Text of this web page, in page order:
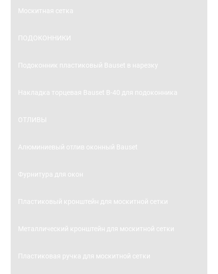
Москитная сетка
ПОДОКОННИКИ
Подоконник пластиковый Bauset в нарезку
Накладка торцевая Bauset В-40 для подоконника
ОТЛИВЫ
Алюминиевый отлив оконный Bauset
Фурнитура для окон
Пластиковый кронштейн для москитной сетки
Металлический кронштейн для москитной сетки
Пластиковая ручка для москитной сетки